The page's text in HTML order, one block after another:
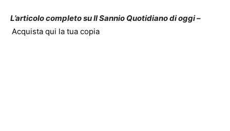
L’articolo completo su Il Sannio Quotidiano di oggi –
Acquista qui la tua copia